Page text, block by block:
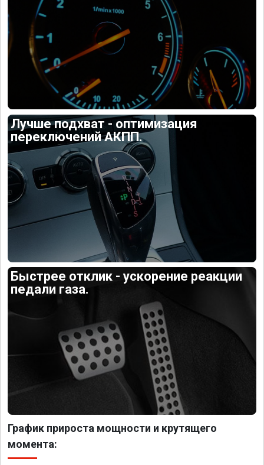
Лучше подхват - оптимизация
переключений АКПП.
Быстрее отклик - ускорение реакции
педали газа.
График прироста мощности и крутящего
момента: